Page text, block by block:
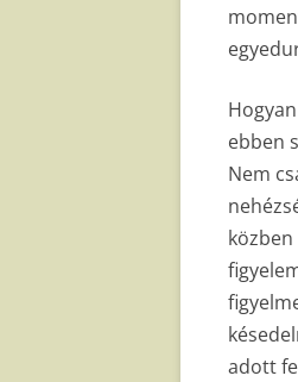
ebben
Nem
adott